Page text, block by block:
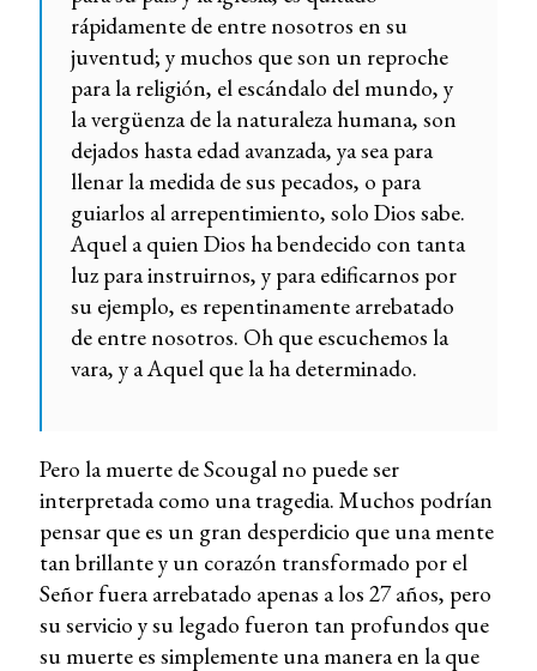
rápidamente de entre nosotros en su
juventud; y muchos que son un reproche
para la religión, el escándalo del mundo, y
la vergüenza de la naturaleza humana, son
dejados hasta edad avanzada, ya sea para
llenar la medida de sus pecados, o para
guiarlos al arrepentimiento, solo Dios sabe.
Aquel a quien Dios ha bendecido con tanta
luz para instruirnos, y para edificarnos por
su ejemplo, es repentinamente arrebatado
de entre nosotros. Oh que escuchemos la
vara, y a Aquel que la ha determinado.
Pero la muerte de Scougal no puede ser
interpretada como una tragedia. Muchos podrían
pensar que es un gran desperdicio que una mente
tan brillante y un corazón transformado por el
Señor fuera arrebatado apenas a los 27 años, pero
su servicio y su legado fueron tan profundos que
su muerte es simplemente una manera en la que